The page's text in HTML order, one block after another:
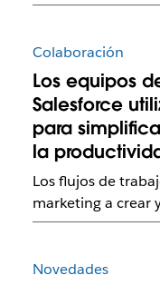
Colaboración
Los equipos
Salesforce
para
la
Los flujos de
marketing a crear
Novedades